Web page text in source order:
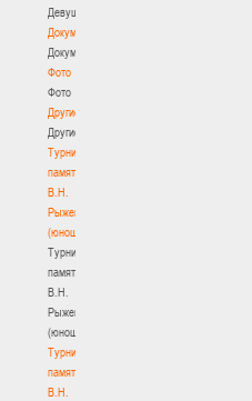
Девушки
Документы
Документы
Фото
Фото
Другие
Другие
Турнир
памяти
В.Н.
Рыженкова
(юноши)
Турнир
памяти
В.Н.
Рыженкова
(юноши)
Турнир
памяти
В.Н.